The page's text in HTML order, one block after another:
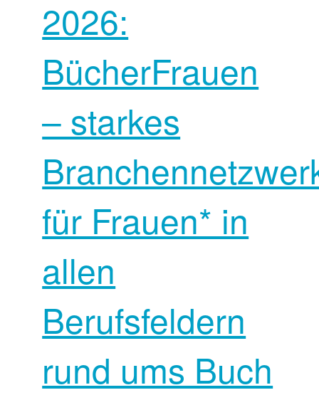
2026:
BücherFrauen
– starkes
für Frauen* in
allen
Berufsfeldern
rund ums Buch